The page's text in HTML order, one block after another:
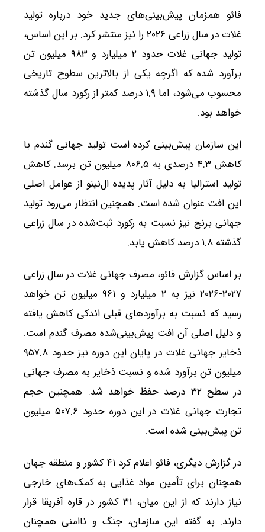
فائو همزمان پیش‌بینی‌های جدید خود درباره تولید
غلات در سال زراعی ۲۰۲۶ را نیز منتشر کرد. بر این اساس،
تولید جهانی غلات حدود ۲ میلیارد و ۹۸۳ میلیون تن
برآورد شده که اگرچه یکی از بالاترین سطوح تاریخی
محسوب می‌شود، اما ۱.۹ درصد کمتر از رکورد سال گذشته
خواهد بود.
این سازمان پیش‌بینی کرده است تولید جهانی گندم با
کاهش ۴.۳ درصدی به ۸۰۶.۵ میلیون تن برسد. کاهش
تولید استرالیا به دلیل آثار پدیده ال‌نینو از عوامل اصلی
این افت عنوان شده است. همچنین انتظار می‌رود تولید
جهانی برنج نیز نسبت به رکورد ثبت‌شده در سال زراعی
گذشته ۱.۸ درصد کاهش یابد.
بر اساس گزارش فائو، مصرف جهانی غلات در سال زراعی
۲۰۲۷-۲۰۲۶ نیز به ۲ میلیارد و ۹۶۱ میلیون تن خواهد
رسید که نسبت به برآوردهای قبلی اندکی کاهش یافته
و دلیل اصلی آن افت پیش‌بینی‌شده مصرف گندم است.
ذخایر جهانی غلات در پایان این دوره نیز حدود ۹۵۷.۸
میلیون تن برآورد شده و نسبت ذخایر به مصرف جهانی
در سطح ۳۲ درصد حفظ خواهد شد. همچنین حجم
تجارت جهانی غلات در این دوره حدود ۵۰۷.۶ میلیون
تن پیش‌بینی شده است.
در گزارش دیگری، فائو اعلام کرد ۴۱ کشور و منطقه جهان
همچنان برای تأمین مواد غذایی به کمک‌های خارجی
نیاز دارند که از این میان، ۳۱ کشور در قاره آفریقا قرار
دارند. به گفته این سازمان، جنگ و ناامنی همچنان